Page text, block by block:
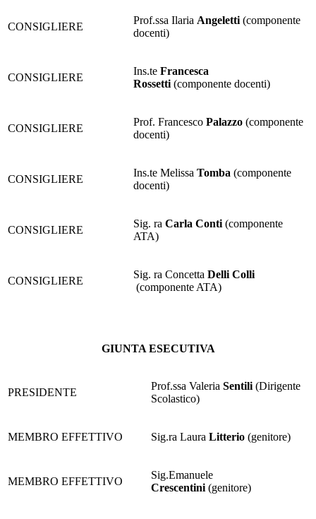
CONSIGLIERE
Prof.ssa Ilaria Angeletti (componente
docenti)
CONSIGLIERE
Ins.te Francesca
Rossetti (componente docenti)
CONSIGLIERE
Prof. Francesco Palazzo (componente
docenti)
CONSIGLIERE
Ins.te Melissa Tomba (componente
docenti)
CONSIGLIERE
Sig. ra Carla Conti (componente
ATA)
CONSIGLIERE
Sig. ra Concetta Delli Colli
(componente ATA)
GIUNTA ESECUTIVA
PRESIDENTE
Prof.ssa Valeria Sentili (Dirigente
Scolastico)
MEMBRO EFFETTIVO Sig.ra Laura Litterio (genitore)
MEMBRO EFFETTIVO
Sig.Emanuele
Crescentini (genitore)